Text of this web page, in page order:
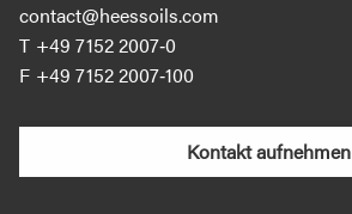
contact@heessoils.com
+49 7152 2007‐0
+49 7152 2007‐100
Kontakt aufnehmen